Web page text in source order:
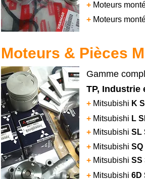
+ Moteurs
+ Moteurs
Gamme
TP, Industrie
+ Mitsubishi K
+ Mitsubishi L
+ Mitsubishi SL
+ Mitsubishi SQ
+ Mitsubishi SS
+ Mitsubishi 6D
Moteurs & Pièces